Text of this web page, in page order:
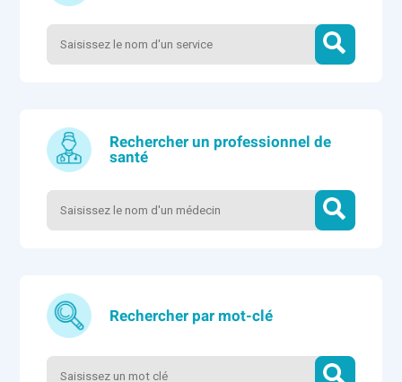
Rechercher un professionnel de
santé
Rechercher par mot-clé